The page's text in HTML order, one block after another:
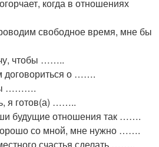
когда в отношениях
свободное время, мне бы
чтобы ……..
договориться о …….
……….
я готов(а) ……..
будущие отношения так …….
со мной, мне нужно …….